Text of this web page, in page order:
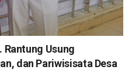
Rantung Usung
dan Pariwisisata Desa